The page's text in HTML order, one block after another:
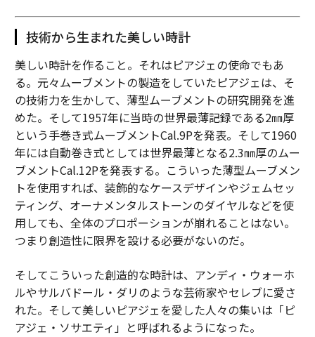
技術から生まれた美しい時計
美しい時計を作ること。それはピアジェの使命でもあ
る。元々ムーブメントの製造をしていたピアジェは、そ
の技術力を生かして、薄型ムーブメントの研究開発を進
めた。そして1957年に当時の世界最薄記録である2㎜厚
という手巻き式ムーブメントCal.9Pを発表。そして1960
年には自動巻き式としては世界最薄となる2.3㎜厚のムー
ブメントCal.12Pを発表する。こういった薄型ムーブメン
トを使用すれば、装飾的なケースデザインやジェムセッ
ティング、オーナメンタルストーンのダイヤルなどを使
用しても、全体のプロポーションが崩れることはない。
つまり創造性に限界を設ける必要がないのだ。
そしてこういった創造的な時計は、アンディ・ウォーホ
ルやサルバドール・ダリのような芸術家やセレブに愛さ
れた。そして美しいピアジェを愛した人々の集いは「ピ
アジェ・ソサエティ」と呼ばれるようになった。